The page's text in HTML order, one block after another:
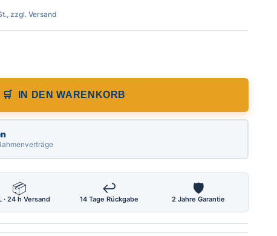
zzgl. Versand
leicht, Beschriftung:
IN DEN WARENKORB
📦
· 24 h Versand
↩
14 Tage Rückgabe
🛡
2 Jahre Garantie